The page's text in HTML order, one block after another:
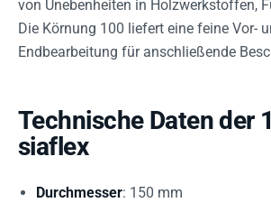
von Unebenheiten in Holzwerkstoffen,
Die Körnung 100 liefert eine feine Vor-
Endbearbeitung für anschließende
Technische Daten der
siaflex
Durchmesser: 150 mm